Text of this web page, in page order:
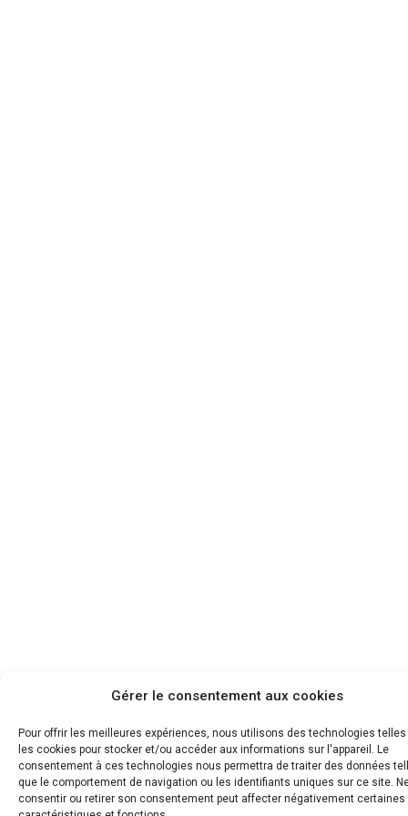
Gérer le consentement aux cookies
Pour offrir les meilleures expériences, nous utilisons des technologies telles
les cookies pour stocker et/ou accéder aux informations sur l'appareil. Le
consentement à ces technologies nous permettra de traiter des données
que le comportement de navigation ou les identifiants uniques sur ce site.
consentir ou retirer son consentement peut affecter négativement certaines